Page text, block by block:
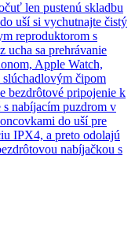
len pustenú skladbu
uší si vychutnajte čistý
reproduktorom s
ucha sa prehrávanie
Apple Watch,
slúchadlovým čipom
bezdrôtové pripojenie k
nabíjacím puzdrom v
do uší pre
IPX4, a preto odolajú
nabíjačkou s